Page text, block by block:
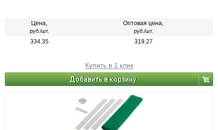
Цена,
руб./шт.
Оптовая цена,
руб./шт.
334.35 319.27
Купить в 1 клик
Добавить в корзину